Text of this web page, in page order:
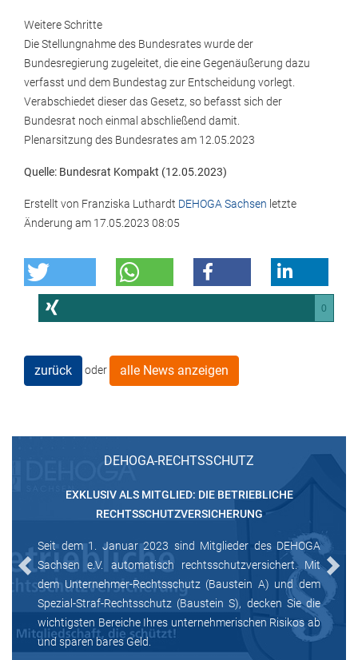
Weitere Schritte
Die Stellungnahme des Bundesrates wurde der
Bundesregierung zugeleitet, die eine Gegenäußerung dazu
verfasst und dem Bundestag zur Entscheidung vorlegt.
Verabschiedet dieser das Gesetz, so befasst sich der
Bundesrat noch einmal abschließend damit.
Plenarsitzung des Bundesrates am 12.05.2023
Quelle: Bundesrat Kompakt (12.05.2023)
Erstellt von Franziska Luthardt DEHOGA Sachsen letzte
Änderung am 17.05.2023 08:05
0
zurück oder alle News anzeigen
DEHOGA-RECHTSSCHUTZ
EXKLUSIV ALS MITGLIED: DIE BETRIEBLICHE
RECHTSSCHUTZVERSICHERUNG
Seit dem 1. Januar 2023 sind Mitglieder des DEHOGA
Sachsen e.V. automatisch rechtsschutzversichert. Mit
dem Unternehmer-Rechtsschutz (Baustein A) und dem
Spezial-Straf-Rechtsschutz (Baustein S), decken Sie die
wichtigsten Bereiche Ihres unternehmerischen Risikos ab
und sparen bares Geld.
Previous Next